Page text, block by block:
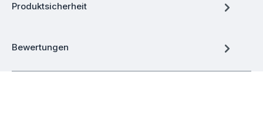
Produktsicherheit
Bewertungen